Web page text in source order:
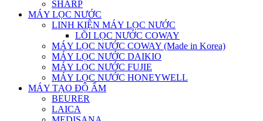
SHARP
MÁY LỌC NƯỚC
LINH KIỆN MÁY LỌC NƯỚC
LÕI LỌC NƯỚC COWAY
MÁY LỌC NƯỚC COWAY (Made in Korea)
MÁY LỌC NƯỚC DAIKIO
MÁY LỌC NƯỚC FUJIE
MÁY LỌC NƯỚC HONEYWELL
MÁY TẠO ĐỘ ẨM
BEURER
LAICA